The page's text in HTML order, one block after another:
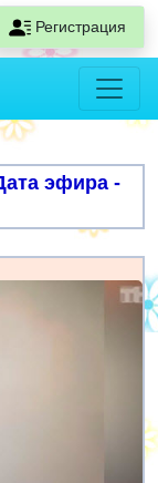
Регистрация
эфира -